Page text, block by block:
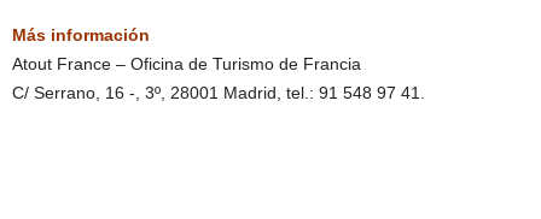
Más información
Atout France – Oficina de Turismo de Francia
C/ Serrano, 16 -, 3º, 28001 Madrid, tel.: 91 548 97 41.